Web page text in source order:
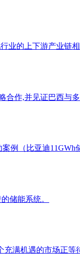
业的上下游产业链
合作,并见证巴西与
例（比亚迪
储能系统。
满机遇的市场正等